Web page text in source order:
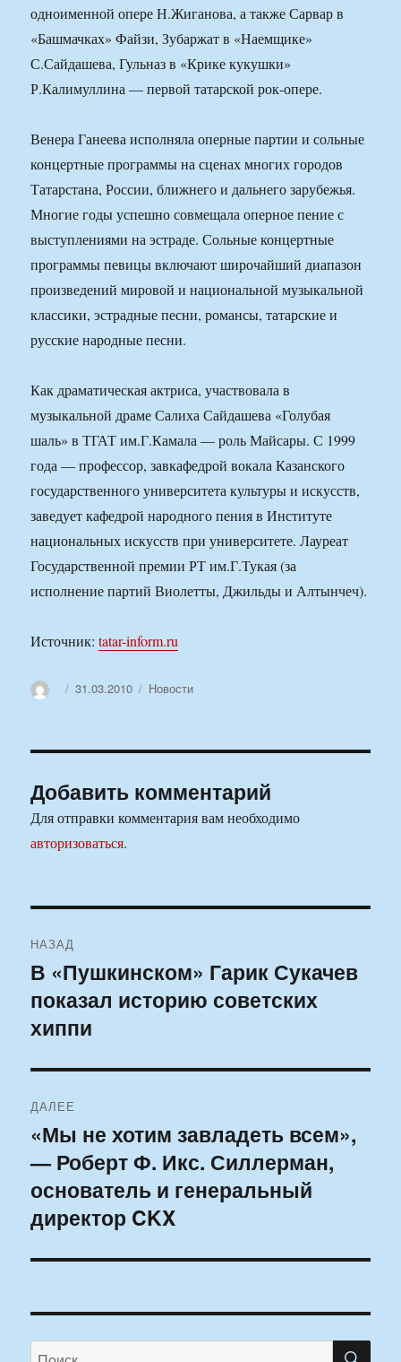
одноименной опере Н.Жиганова, а также Сарвар в
«Башмачках» Файзи, Зубаржат в «Наемщике»
С.Сайдашева, Гульназ в «Крике кукушки»
Р.Калимуллина — первой татарской рок-опере.
Венера Ганеева исполняла оперные партии и сольные
концертные программы на сценах многих городов
Татарстана, России, ближнего и дальнего зарубежья.
Многие годы успешно совмещала оперное пение с
выступлениями на эстраде. Сольные концертные
программы певицы включают широчайший диапазон
произведений мировой и национальной музыкальной
классики, эстрадные песни, романсы, татарские и
русские народные песни.
Как драматическая актриса, участвовала в
музыкальной драме Салиха Сайдашева «Голубая
шаль» в ТГАТ им.Г.Камала — роль Майсары. С 1999
года — профессор, завкафедрой вокала Казанского
государственного университета культуры и искусств,
заведует кафедрой народного пения в Институте
национальных искусств при университете. Лауреат
Государственной премии РТ им.Г.Тукая (за
исполнение партий Виолетты, Джильды и Алтынчеч).
Источник:tatar-inform.ru
АвторОпубликовано
31.03.2010 Рубрики
Новости
Добавить комментарий
Для отправки комментария вам необходимо
авторизоваться.
по
записям
НАЗАД
Предыдущая
запись:
В «Пушкинском» Гарик Сукачев
показал историю советских
хиппи
ДАЛЕЕ
Следующая
запись:
«Мы не хотим завладеть всем»,
— Роберт Ф. Икс. Силлерман,
основатель и генеральный
директор CKX
Искать: